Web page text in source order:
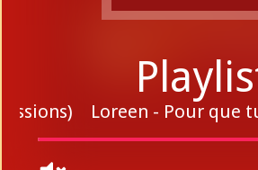
Loreen - Pour que